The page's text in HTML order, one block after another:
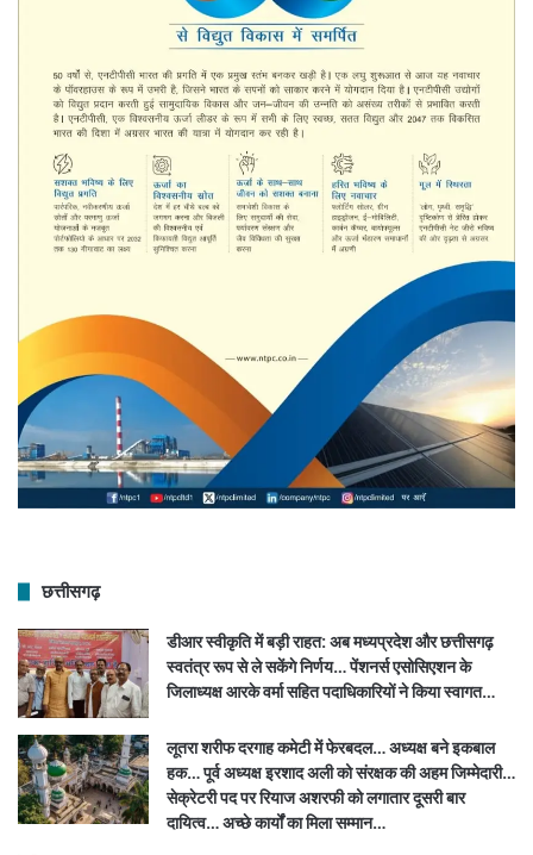
छत्तीसगढ़
डीआर स्वीकृति में बड़ी राहत: अब मध्यप्रदेश और छत्तीसगढ़
स्वतंत्र रूप से ले सकेंगे निर्णय… पेंशनर्स एसोसिएशन के
जिलाध्यक्ष आरके वर्मा सहित पदाधिकारियों ने किया स्वागत…
लूतरा शरीफ दरगाह कमेटी में फेरबदल… अध्यक्ष बने इकबाल
हक… पूर्व अध्यक्ष इरशाद अली को संरक्षक की अहम जिम्मेदारी…
सेक्रेटरी पद पर रियाज अशरफी को लगातार दूसरी बार
दायित्व… अच्छे कार्यों का मिला सम्मान…